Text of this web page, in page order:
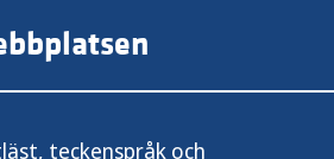
teckenspråk och